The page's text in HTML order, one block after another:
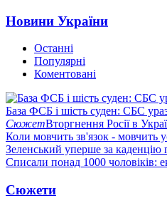
Новини України
Останні
Популярні
Коментовані
База ФСБ і шість суден: СБС
СюжетВторгнення Росії в
Коли мовчить зв'язок - мовчить
Зеленський уперше за каденцію
Списали понад 1000 чоловіків:
Сюжети